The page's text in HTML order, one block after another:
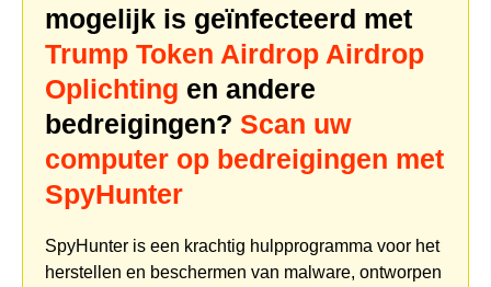
mogelijk is geïnfecteerd met
Trump Token Airdrop Airdrop
Oplichting en andere
bedreigingen? Scan uw
computer op bedreigingen met
SpyHunter
SpyHunter is een krachtig hulpprogramma voor het
herstellen en beschermen van malware, ontworpen